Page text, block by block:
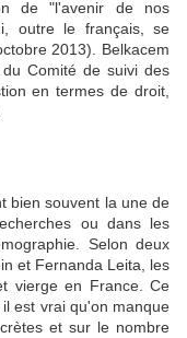
de "l'avenir de nos
outre le français, se
2013). Belkacem
Comité de suivi des
en termes de droit,
bien souvent la une de
ou dans les
Selon deux
et Fernanda Leita, les
vierge en France. Ce
est vrai qu'on manque
et sur le nombre